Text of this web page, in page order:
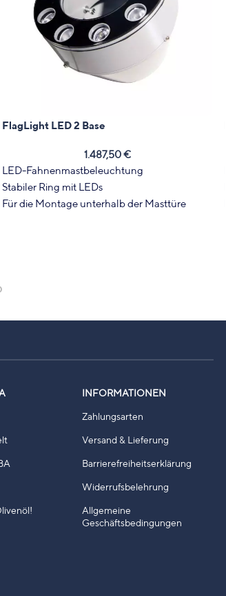
FlagLight LED 2 Base
1.487,50€
LED-Fahnenmastbeleuchtung
Stabiler Ring mit LEDs
Für die Montage unterhalb der Masttüre
INFORMATIONEN
Zahlungsarten
Versand & Lieferung
Barrierefreiheitserklärung
Widerrufsbelehrung
Allgemeine
Geschäftsbedingungen